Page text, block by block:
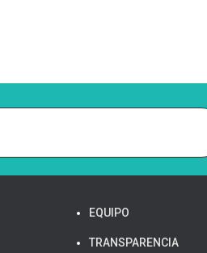
EQUIPO
TRANSPARENCIA